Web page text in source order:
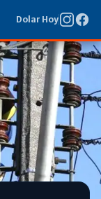
Dolar Hoy